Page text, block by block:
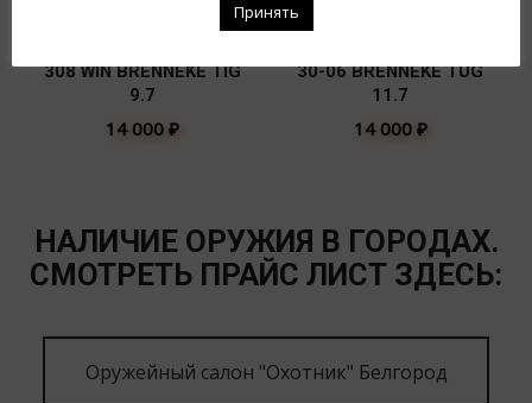
308 WIN BRENNEKE TIG
9.7
14 000 ₽
30-06 BRENNEKE TUG
11.7
14 000 ₽
НАЛИЧИЕ ОРУЖИЯ В ГОРОДАХ.
СМОТРЕТЬ ПРАЙС ЛИСТ ЗДЕСЬ:
Оружейный салон "Охотник" Белгород
Принять